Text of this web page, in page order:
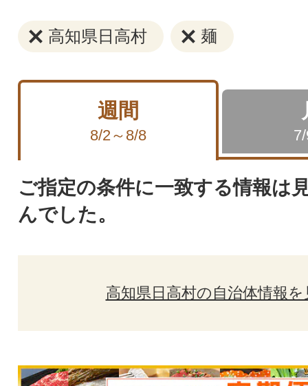
高知県日高村 麺
週間
8/2～8/8
ご指定の条件に一致する情報は
んでした。
高知県日高村の自治体情報を